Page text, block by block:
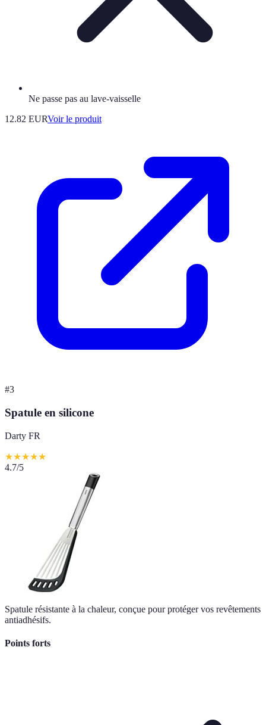
Ne passe pas au lave-vaisselle
12.82 EURVoir le produit
#3
Spatule en silicone
Darty FR
★★★★★
4.7/5
Spatule résistante à la chaleur, conçue pour protéger vos revêtements
antiadhésifs.
Points forts